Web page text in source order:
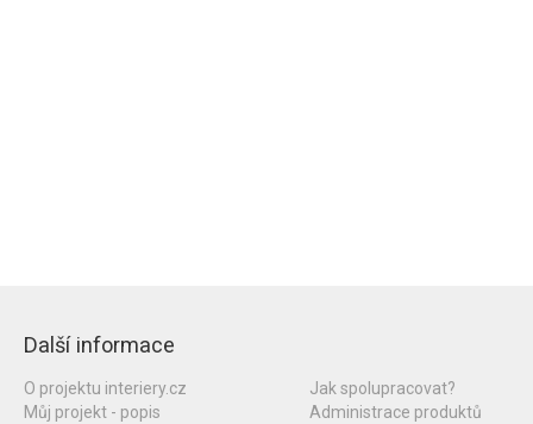
Další informace
O projektu interiery.cz
Můj projekt - popis
Jak spolupracovat?
Administrace produktů